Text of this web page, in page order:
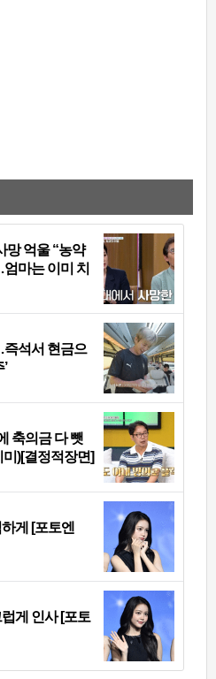
망 억울 “농약
마는 이미 치
석서 현금으
축의금 다 뺏
미)[결정적장면]
게 [포토엔
게 인사 [포토